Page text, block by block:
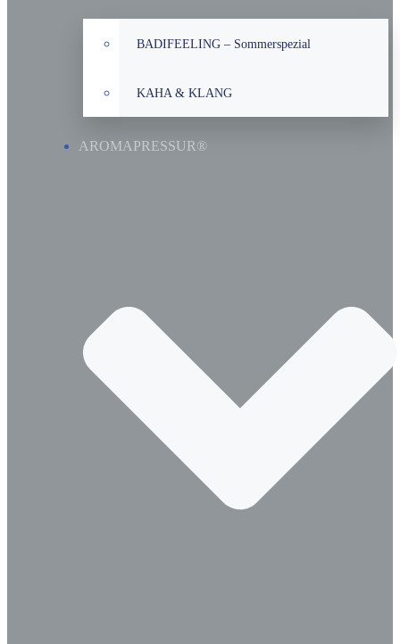
BADIFEELING – Sommerspezial
KAHA & KLANG
AROMAPRESSUR®